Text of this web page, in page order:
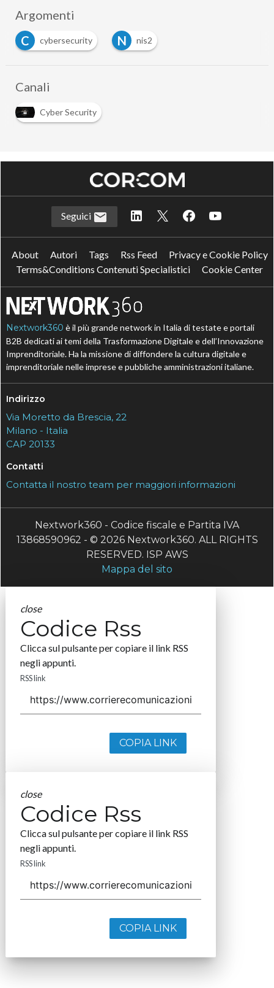
Argomenti
C
cybersecurity N nis2
Canali
Cyber Security
Seguici
About Autori Tags Rss Feed
Privacy e Cookie Policy
Terms&Conditions Contenuti Specialistici
Cookie Center
Nextwork360 è il più grande network in Italia di testate e portali
B2B dedicati ai temi della Trasformazione Digitale e dell’Innovazione
Imprenditoriale. Ha la missione di diffondere la cultura digitale e
imprenditoriale nelle imprese e pubbliche amministrazioni italiane.
Indirizzo
Via Moretto da Brescia, 22
Milano - Italia
CAP 20133
Contatti
Contatta il nostro team per maggiori informazioni
Nextwork360 - Codice fiscale e Partita IVA
13868590962 - © 2026 Nextwork360. ALL RIGHTS
RESERVED. ISP AWS
Mappa del sito
close
Codice Rss
Clicca sul pulsante per copiare il link RSS
negli appunti.
RSS link
COPIA LINK
close
Codice Rss
Clicca sul pulsante per copiare il link RSS
negli appunti.
RSS link
COPIA LINK